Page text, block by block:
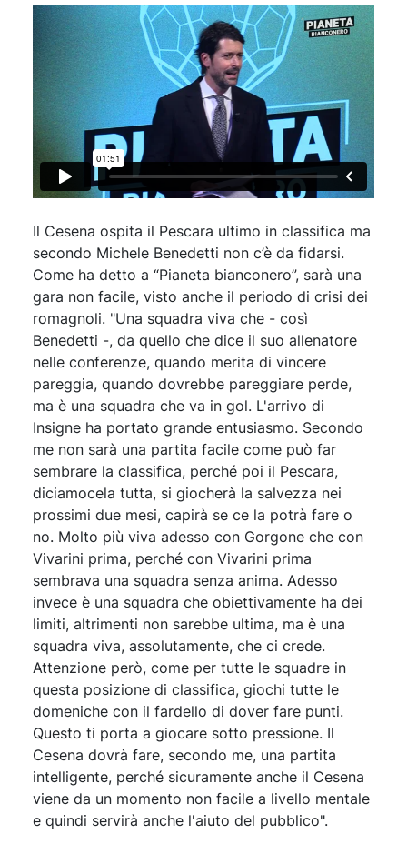
Il Cesena ospita il Pescara ultimo in classifica ma
secondo Michele Benedetti non c’è da fidarsi.
Come ha detto a “Pianeta bianconero”, sarà una
gara non facile, visto anche il periodo di crisi dei
romagnoli. "Una squadra viva che - così
Benedetti -, da quello che dice il suo allenatore
nelle conferenze, quando merita di vincere
pareggia, quando dovrebbe pareggiare perde,
ma è una squadra che va in gol. L'arrivo di
Insigne ha portato grande entusiasmo. Secondo
me non sarà una partita facile come può far
sembrare la classifica, perché poi il Pescara,
diciamocela tutta, si giocherà la salvezza nei
prossimi due mesi, capirà se ce la potrà fare o
no. Molto più viva adesso con Gorgone che con
Vivarini prima, perché con Vivarini prima
sembrava una squadra senza anima. Adesso
invece è una squadra che obiettivamente ha dei
limiti, altrimenti non sarebbe ultima, ma è una
squadra viva, assolutamente, che ci crede.
Attenzione però, come per tutte le squadre in
questa posizione di classifica, giochi tutte le
domeniche con il fardello di dover fare punti.
Questo ti porta a giocare sotto pressione. Il
Cesena dovrà fare, secondo me, una partita
intelligente, perché sicuramente anche il Cesena
viene da un momento non facile a livello mentale
e quindi servirà anche l'aiuto del pubblico".